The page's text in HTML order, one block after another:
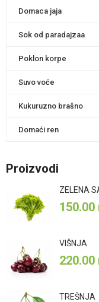
Domaca jaja
Sok od paradajzaa
Poklon korpe
Suvo voće
Kukuruzno brašno
Domaći ren
Proizvodi
ZELENA
150.00
VIŠNJA
220.00
TREŠNJA